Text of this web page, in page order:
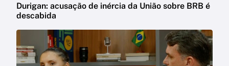
Durigan: acusação de inércia da União sobre BRB é
descabida